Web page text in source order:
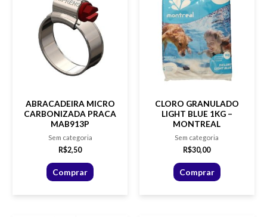
ABRACADEIRA MICRO
CARBONIZADA PRACA
MAB913P
Sem categoria
R$2,50
Comprar
CLORO GRANULADO
LIGHT BLUE 1KG –
MONTREAL
Sem categoria
R$30,00
Comprar